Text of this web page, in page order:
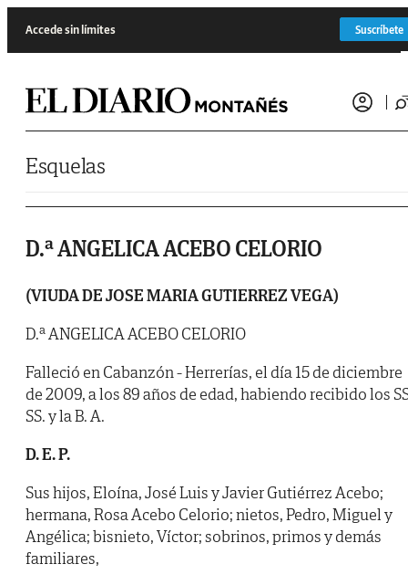
Accede sin límites Suscríbete
Esquelas
D.ª ANGELICA ACEBO CELORIO
(VIUDA DE JOSE MARIA GUTIERREZ VEGA)
D.ª ANGELICA ACEBO CELORIO
Falleció en Cabanzón - Herrerías, el día 15 de diciembre
de 2009, a los 89 años de edad, habiendo recibido los
SS. y la B. A.
D. E. P.
Sus hijos, Eloína, José Luis y Javier Gutiérrez Acebo;
hermana, Rosa Acebo Celorio; nietos, Pedro, Miguel y
Angélica; bisnieto, Víctor; sobrinos, primos y demás
familiares,